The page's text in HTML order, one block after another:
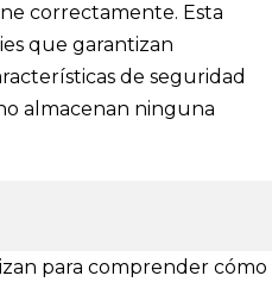
correctamente. Esta
que garantizan
de seguridad
almacenan ninguna
para comprender cómo